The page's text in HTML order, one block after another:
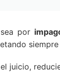
por
juicio,